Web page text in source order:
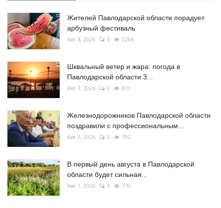
Жителей Павлодарской области порадует
арбузный фестиваль
Авг 4, 2026 0 2286
Шквальный ветер и жара: погода в
Павлодарской области 3...
Авг 3, 2026 0 833
Железнодорожников Павлодарской области
поздравили с профессиональным...
Авг 2, 2026 0 792
В первый день августа в Павлодарской
области будет сильная...
Авг 1, 2026 0 770